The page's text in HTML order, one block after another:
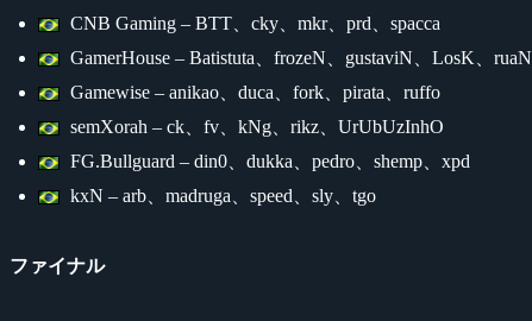
CNB Gaming – BTT、cky、mkr、prd、spacca
GamerHouse – Batistuta、frozeN、gustaviN、LosK、ruaN
Gamewise – anikao、duca、fork、pirata、ruffo
semXorah – ck、fv、kNg、rikz、UrUbUzInhO
FG.Bullguard – din0、dukka、pedro、shemp、xpd
kxN – arb、madruga、speed、sly、tgo
ファイナル